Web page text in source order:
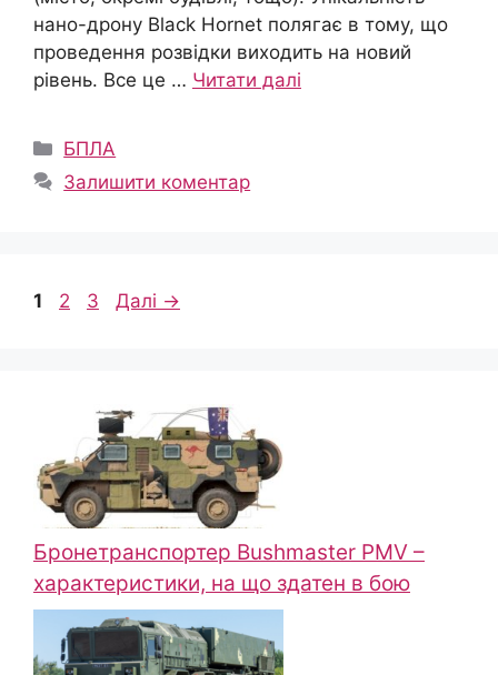
нано-дрону Black Hornet полягає в тому, що
проведення розвідки виходить на новий
рівень. Все це … Читати далі
Категорії
БПЛА
Залишити коментар
Сторінка
1 Сторінка
2 Сторінка
3 Далі →
Бронетранспортер Bushmaster PMV –
характеристики, на що здатен в бою